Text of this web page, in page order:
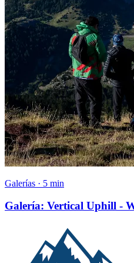
Galerías · 5 min
Galería: Vertical Uphill -